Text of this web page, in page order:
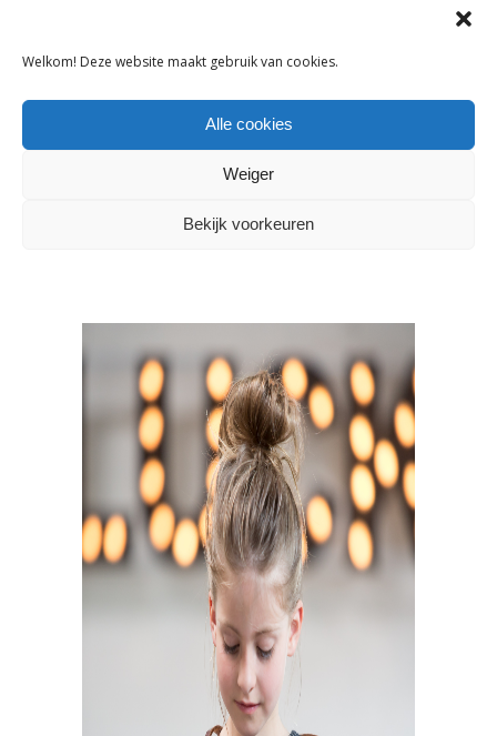
Welkom! Deze website maakt gebruik van cookies.
Alle cookies
Weiger
Bekijk voorkeuren